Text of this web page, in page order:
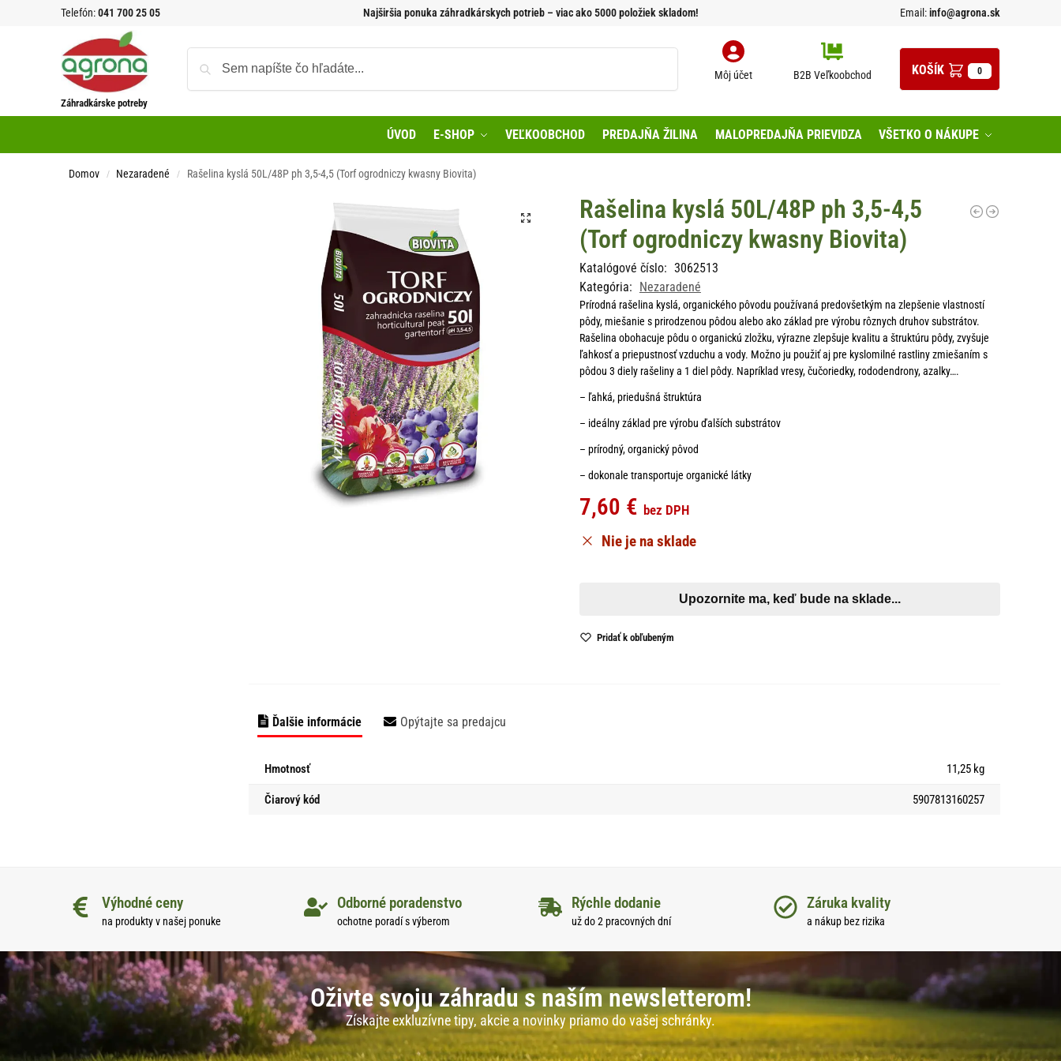
Telefón:041 700 25 05 Najširšia ponuka záhradkárskych potrieb – viac ako 5000 položiek skladom! Email:info@agrona.sk
Záhradkárske potreby
Môj účet B2B Veľkoobchod 0
ÚVOD E-SHOP VEĽKOOBCHOD PREDAJŇA ŽILINA MALOPREDAJŇA PRIEVIDZA VŠETKO O NÁKUPE
Domov / Nezaradené / Rašelina kyslá 50L/48P ph 3,5-4,5 (Torf ogrodniczy kwasny Biovita)
Rašelina kyslá 50L/48P ph 3,5-4,5
(Torf ogrodniczy kwasny Biovita)
Katalógové číslo: 3062513
Kategória: Nezaradené
Prírodná rašelina kyslá, organického pôvodu používaná predovšetkým na zlepšenie vlastností
pôdy, miešanie s prirodzenou pôdou alebo ako základ pre výrobu rôznych druhov substrátov.
Rašelina obohacuje pôdu o organickú zložku, výrazne zlepšuje kvalitu a štruktúru pôdy, zvyšuje
ľahkosť a priepustnosť vzduchu a vody. Možno ju použiť aj pre kyslomilné rastliny zmiešaním s
pôdou 3 diely rašeliny a 1 diel pôdy. Napríklad vresy, čučoriedky, rododendrony, azalky….
– ľahká, priedušná štruktúra
– ideálny základ pre výrobu ďalších substrátov
– prírodný, organický pôvod
– dokonale transportuje organické látky
7,60 € bez DPH
Nie je na sklade
Pridať k obľubeným
Ďalšie informácie Opýtajte sa predajcu
Hmotnosť 11,25 kg
Čiarový kód 5907813160257
Výhodné ceny
na produkty v našej ponuke
Odborné poradenstvo
ochotne poradí s výberom
Rýchle dodanie
už do 2 pracovných dní
Záruka kvality
a nákup bez rizika
Oživte svoju záhradu s naším newsletterom!
Získajte exkluzívne tipy, akcie a novinky priamo do vašej schránky.